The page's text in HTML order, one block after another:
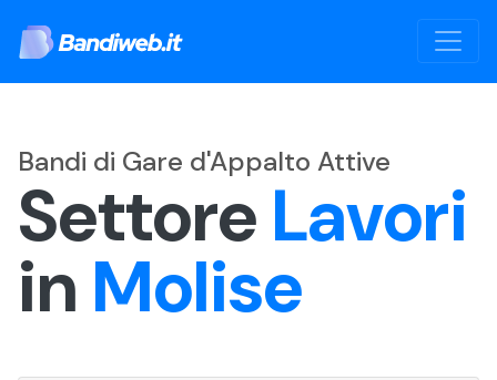
Bandi di Gare d'Appalto Attive
Settore Lavori
in Molise